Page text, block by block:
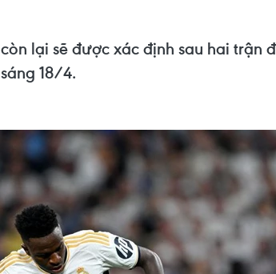
lại sẽ được xác định sau hai trận
18/4.